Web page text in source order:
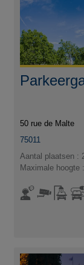
50 rue de Malte
75011
Aantal plaatsen :
Maximale hoogte